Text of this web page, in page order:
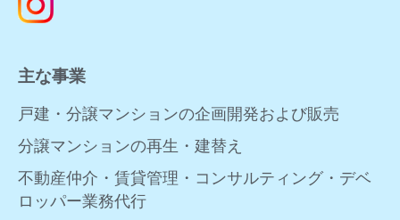
主な事業
戸建・分譲マンションの企画開発および販売
分譲マンションの再生・建替え
不動産仲介・賃貸管理・コンサルティング・デベ
ロッパー業務代行